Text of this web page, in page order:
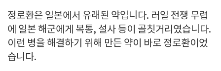
정로환은 일본에서 유래된 약입니다. 러일 전쟁 무렵
에 일본 해군에게 복통, 설사 등이 골칫거리였습니다.
이런 병을 해결하기 위해 만든 약이 바로 정로환이었
습니다.